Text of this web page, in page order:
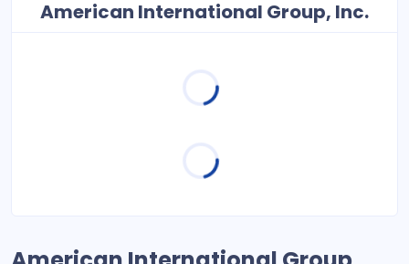
American International Group, Inc.